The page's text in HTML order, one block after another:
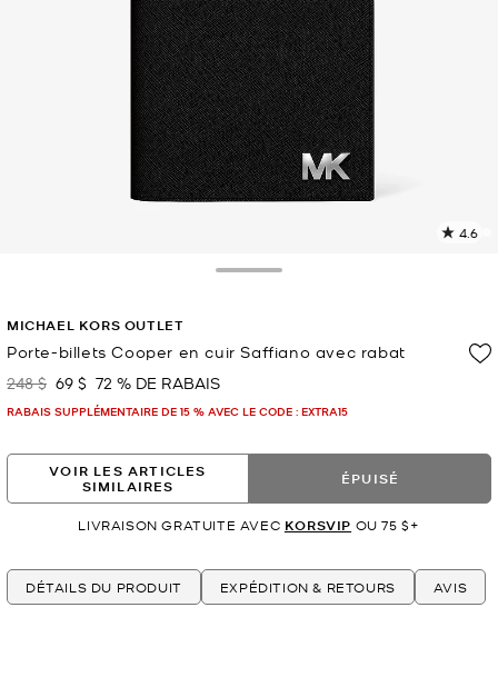
4.6
MICHAEL KORS OUTLET
Porte-billets Cooper en cuir Saffiano avec rabat
était
248 $ maintenant
69 $ 72 % DE RABAIS
RABAIS SUPPLÉMENTAIRE DE 15 % AVEC LE CODE : EXTRA15
VOIR LES ARTICLES
SIMILAIRES
ÉPUISÉ
LIVRAISON GRATUITE AVEC KORSVIP OU 75 $+
DÉTAILS DU PRODUIT EXPÉDITION & RETOURS AVIS